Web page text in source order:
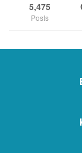
5,475
Posts